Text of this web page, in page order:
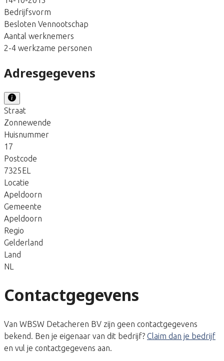
Bedrijfsvorm
Besloten Vennootschap
Aantal werknemers
2-4 werkzame personen
Adresgegevens
Straat
Zonnewende
Huisnummer
17
Postcode
7325EL
Locatie
Apeldoorn
Gemeente
Apeldoorn
Regio
Gelderland
Land
NL
Contactgegevens
Van WBSW Detacheren BV zijn geen contactgegevens
bekend. Ben je eigenaar van dit bedrijf? Claim dan je bedrijf
en vul je contactgegevens aan.